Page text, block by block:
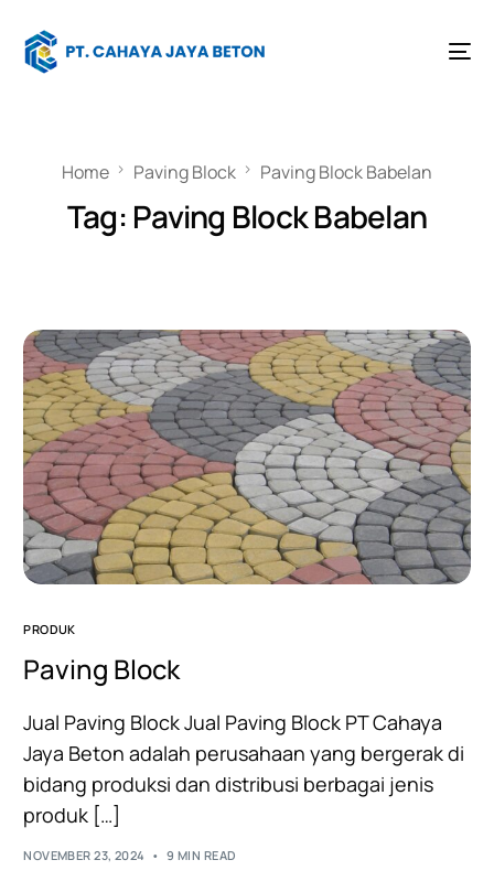
Home Paving Block Paving Block Babelan
Tag: Paving Block Babelan
PRODUK
Paving Block
Jual Paving Block Jual Paving Block PT Cahaya
Jaya Beton adalah perusahaan yang bergerak di
bidang produksi dan distribusi berbagai jenis
produk […]
NOVEMBER 23, 2024 9 MIN READ